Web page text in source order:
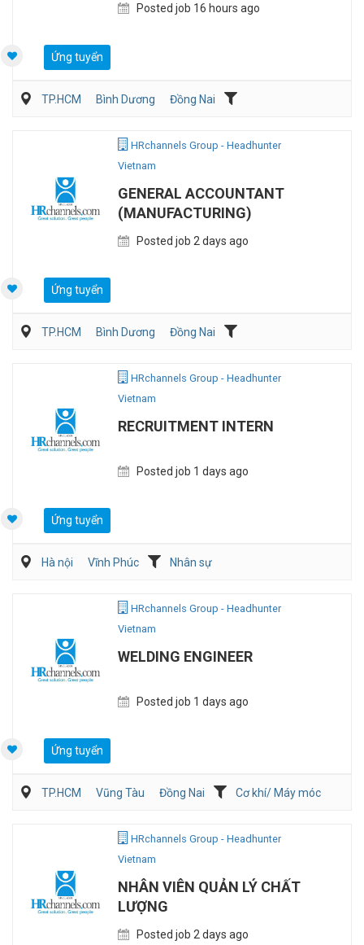
Posted job 16 hours ago
Ứng tuyển
TP.HCM Bình Dương
Đồng Nai
HRchannels Group - Headhunter
Vietnam
GENERAL ACCOUNTANT
(MANUFACTURING)
Posted job 2 days ago
Ứng tuyển
TP.HCM Bình Dương
Đồng Nai
HRchannels Group - Headhunter
Vietnam
RECRUITMENT INTERN
Posted job 1 days ago
Ứng tuyển
Hà nội Vĩnh Phúc Nhân sự
HRchannels Group - Headhunter
Vietnam
WELDING ENGINEER
Posted job 1 days ago
Ứng tuyển
TP.HCM Vũng Tàu Đồng Nai
Cơ khí/ Máy móc
HRchannels Group - Headhunter
Vietnam
NHÂN VIÊN QUẢN LÝ CHẤT
LƯỢNG
Posted job 2 days ago